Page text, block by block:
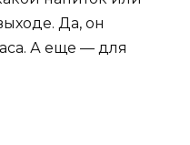
Да, он
А еще — для